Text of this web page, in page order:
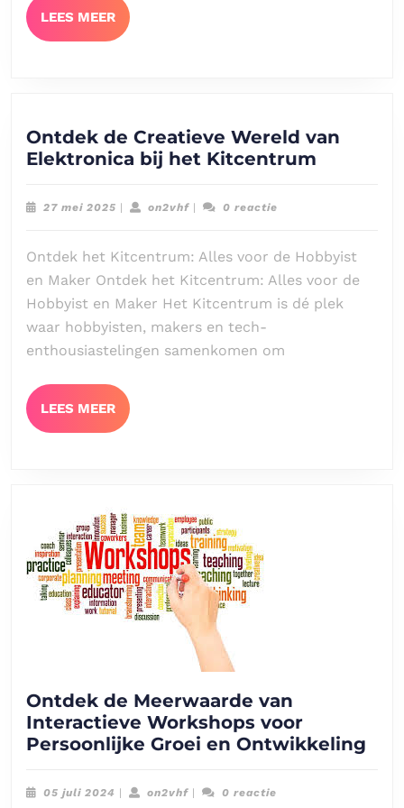
LEES MEERLEES
MEER
Ontdek de Creatieve Wereld van
Elektronica bij het Kitcentrum
bij
het
27 mei 2025 27
| on2vhfon2vhf
| 0 reactie
Ontdek het Kitcentrum: Alles voor de Hobbyist
en Maker Ontdek het Kitcentrum: Alles voor de
Hobbyist en Maker Het Kitcentrum is dé plek
waar hobbyisten, makers en tech-
enthousiastelingen samenkomen om
LEES MEERLEES
MEER
Ontdek de Meerwaarde van
Interactieve Workshops voor
Persoonlijke Groei en Ontwikkeling
05 juli 2024 05
| on2vhfon2vhf
| 0 reactie